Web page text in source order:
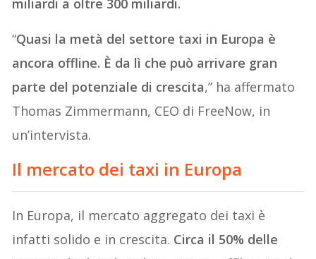
“Quasi la metà del settore taxi in Europa è
ancora offline. È da lì che può arrivare gran
parte del potenziale di crescita,” ha affermato
Thomas Zimmermann, CEO di FreeNow, in
un’intervista.
Il mercato dei taxi in Europa
In Europa, il mercato aggregato dei taxi è
infatti solido e in crescita. Circa il 50% delle